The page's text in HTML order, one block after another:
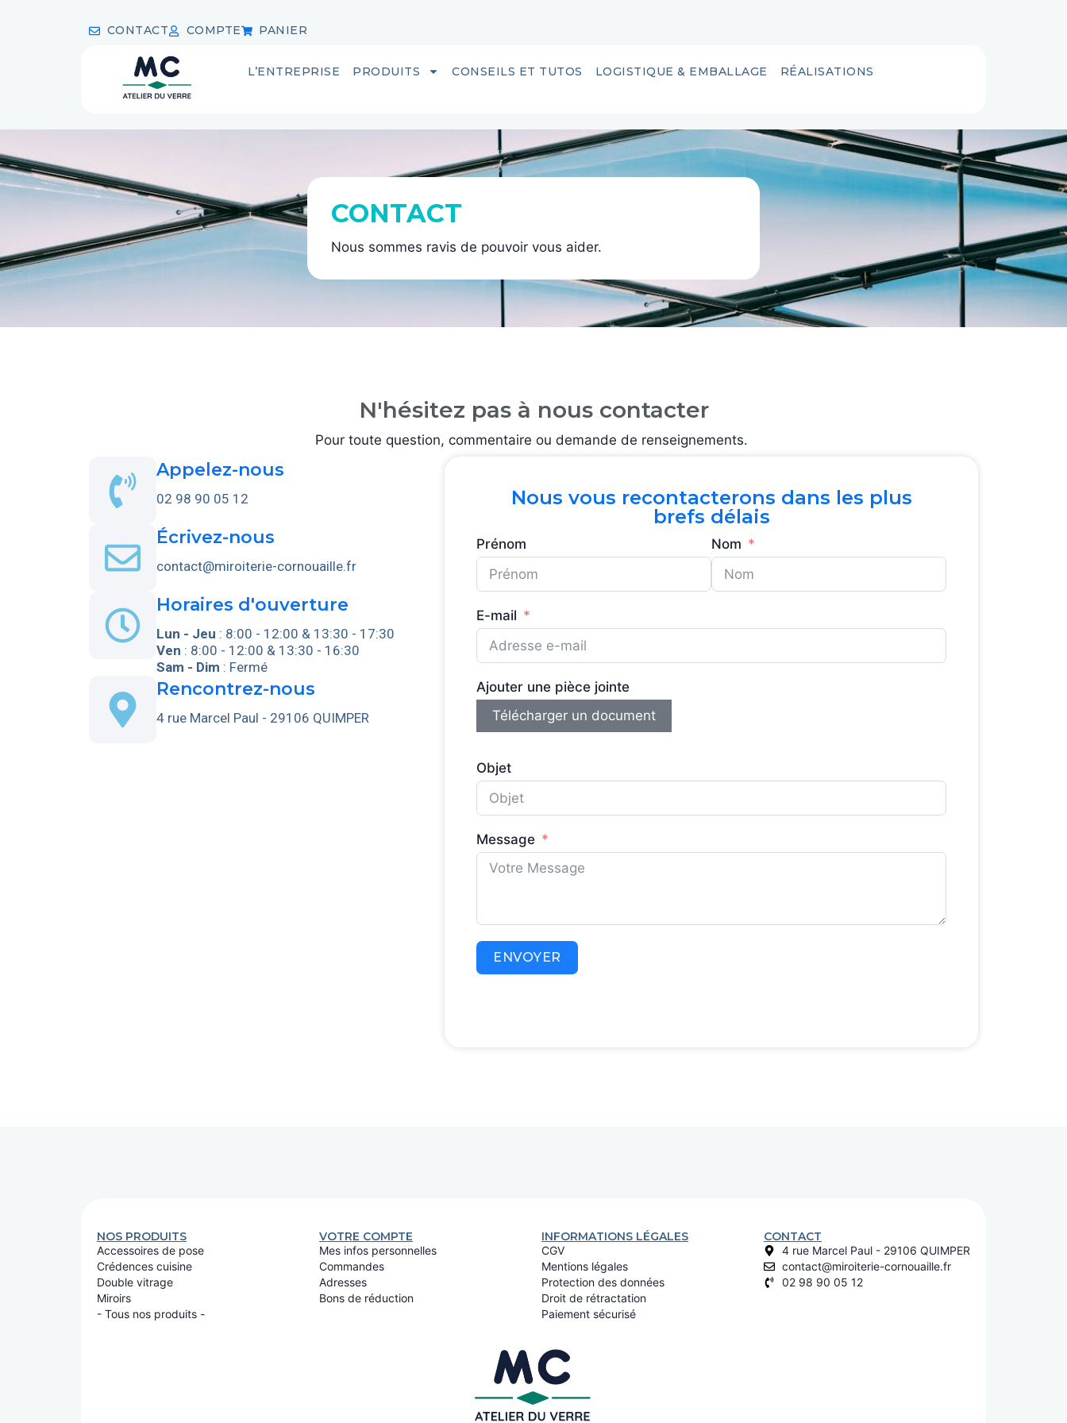
CONTACT COMPTE PANIER
L’ENTREPRISE PRODUITS CONSEILS ET TUTOS LOGISTIQUE & EMBALLAGE RÉALISATIONS
CONTACT
Nous sommes ravis de pouvoir vous aider.
N'hésitez pas à nous contacter
Pour toute question, commentaire ou demande de renseignements.
Appelez-nous
02 98 90 05 12
Écrivez-nous
contact@miroiterie-cornouaille.fr
Horaires d'ouverture
Lun - Jeu : 8:00 - 12:00 & 13:30 - 17:30
Ven : 8:00 - 12:00 & 13:30 - 16:30
Sam - Dim : Fermé
Rencontrez-nous
4 rue Marcel Paul - 29106 QUIMPER
Nous vous recontacterons dans les plus
brefs délais
Prénom Nom
E-mail
Ajouter une pièce jointe
Télécharger un document
Objet
Message
ENVOYER
NOS PRODUITS
Accessoires de pose
Crédences cuisine
Double vitrage
Miroirs
- Tous nos produits -
VOTRE COMPTE
Mes infos personnelles
Commandes
Adresses
Bons de réduction
INFORMATIONS LÉGALES
CGV
Mentions légales
Protection des données
Droit de rétractation
Paiement sécurisé
CONTACT
4 rue Marcel Paul - 29106 QUIMPER
contact@miroiterie-cornouaille.fr
02 98 90 05 12